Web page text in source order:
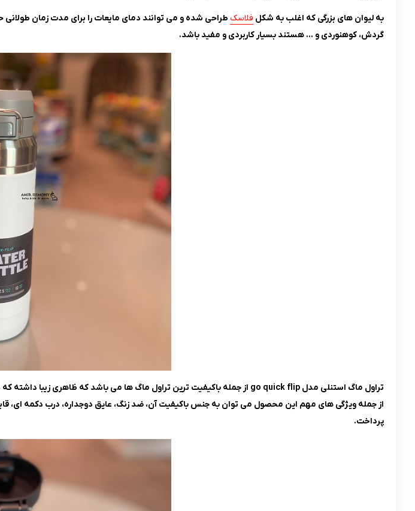
به لیوان های بزرگی که اغلب به شکل فلاسک طراحی شده و می توانند دمای مایعات را برای مدت زمان
گردش، کوهنوردی و … هستند بسیار کاربردی و مفید باشد.
تراول ماگ استنلی مدل go quick flip از جمله باکیفیت ترین تراول ماگ ها می باشد که ظاهری زیبا داشته که در 3 رنگ جذاب و پرطرفدار در اختیار شما غزیزان قرار می گیرد.
از جمله ویژگی های مهم این محصول می توان به جنس باکیفیت آن، ضد زنگ، عایق دوجداره، درب دکمه
پرداخت.